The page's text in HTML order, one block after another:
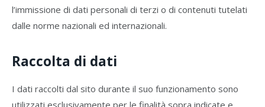
l’immissione di dati personali di terzi o di contenuti tutelati
dalle norme nazionali ed internazionali.
Raccolta di dati
I dati raccolti dal sito durante il suo funzionamento sono
utilizzati esclusivamente per le finalità sopra indicate e